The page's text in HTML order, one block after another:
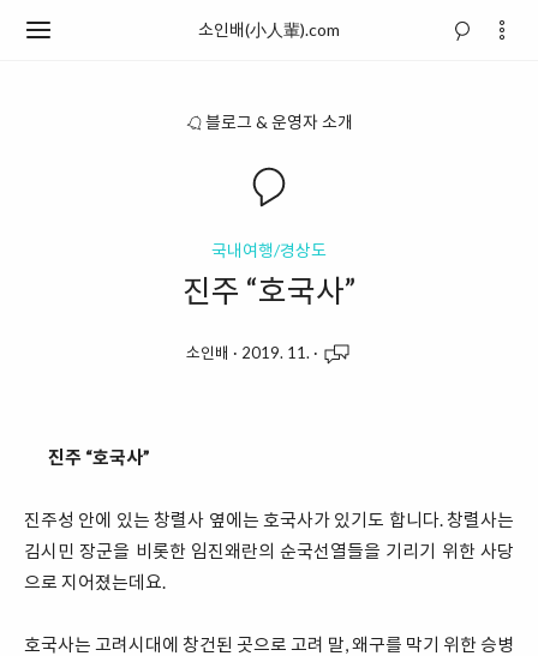
소인배(小人輩).com
블로그 & 운영자 소개
국내여행/경상도
진주 “호국사”
소인배 · 2019. 11. ·
진주 “호국사”
진주성 안에 있는 창렬사 옆에는 호국사가 있기도 합니다. 창렬사는
김시민 장군을 비롯한 임진왜란의 순국선열들을 기리기 위한 사당
으로 지어졌는데요.
호국사는 고려시대에 창건된 곳으로 고려 말, 왜구를 막기 위한 승병